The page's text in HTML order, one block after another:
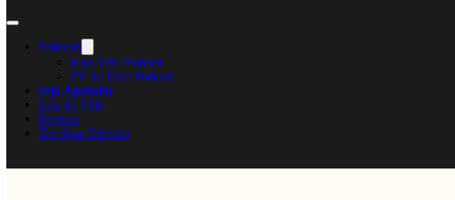
Podcasts
Jogo Véio Podcast
TV de Tubo Podcast
Seja Apoiador
Loja do Véio
Revistas
Tire Suas Dúvidas